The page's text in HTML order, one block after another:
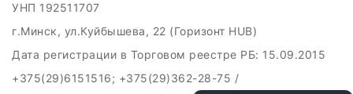
УНП 192511707
г.Минск, ул.Куйбышева, 22 (Горизонт HUB)
Дата регистрации в Торговом реестре РБ: 15.09.2015
+375(29)6151516; +375(29)362-28-75 /